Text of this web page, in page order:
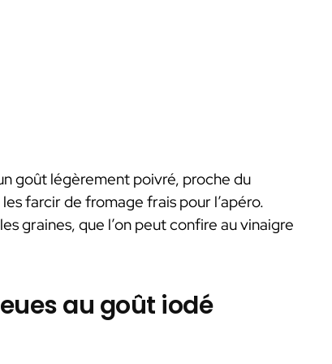
goût légèrement poivré, proche du
farcir de fromage frais pour l’apéro.
graines, que l’on peut confire au vinaigre
au goût iodé